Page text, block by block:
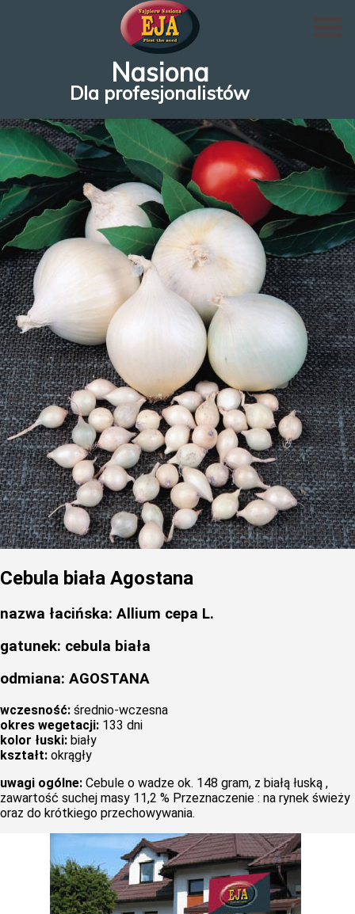
Nasiona
Dla profesjonalistów
Cebula biała Agostana
nazwa łacińska: Allium cepa L.
gatunek: cebula biała
odmiana: AGOSTANA
wczesność: średnio-wczesna
okres wegetacji: 133 dni
kolor łuski: biały
kształt: okrągły
uwagi ogólne: Cebule o wadze ok. 148 gram, z białą łuską ,
zawartość suchej masy 11,2 % Przeznaczenie : na rynek świeży
oraz do krótkiego przechowywania.